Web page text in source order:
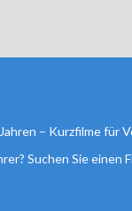
– Kurzfilme
Suchen Sie einen